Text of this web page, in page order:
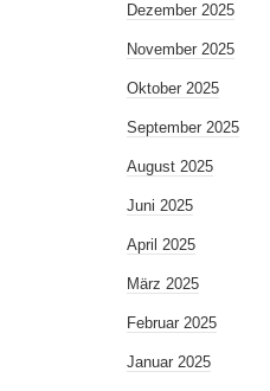
Dezember 2025
November 2025
Oktober 2025
September 2025
August 2025
Juni 2025
April 2025
März 2025
Februar 2025
Januar 2025